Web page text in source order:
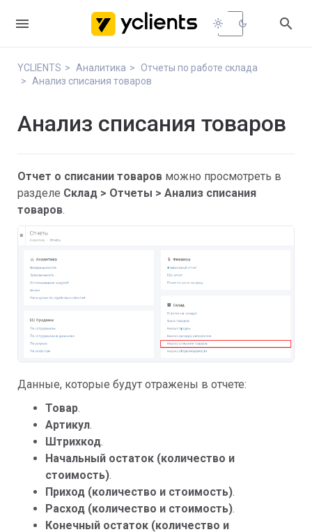
 light_mode dark_mode 
YCLIENTS Аналитика
Отчеты по работе склада
Анализ списания товаров
Анализ списания товаров
Отчет о списании товаров можно просмотреть в
разделе Склад > Отчеты > Анализ списания
товаров.
Данные, которые будут отражены в отчете:
Товар.
Артикул.
Штрихкод.
Начальный остаток (количество и
стоимость).
Приход (количество и стоимость).
Расход (количество и стоимость).
Конечный остаток (количество и